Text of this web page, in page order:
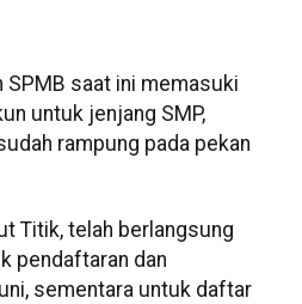
SPMB saat ini memasuki
untuk jenjang SMP,
rampung pada pekan
Titik, telah berlangsung
pendaftaran dan
sementara untuk daftar